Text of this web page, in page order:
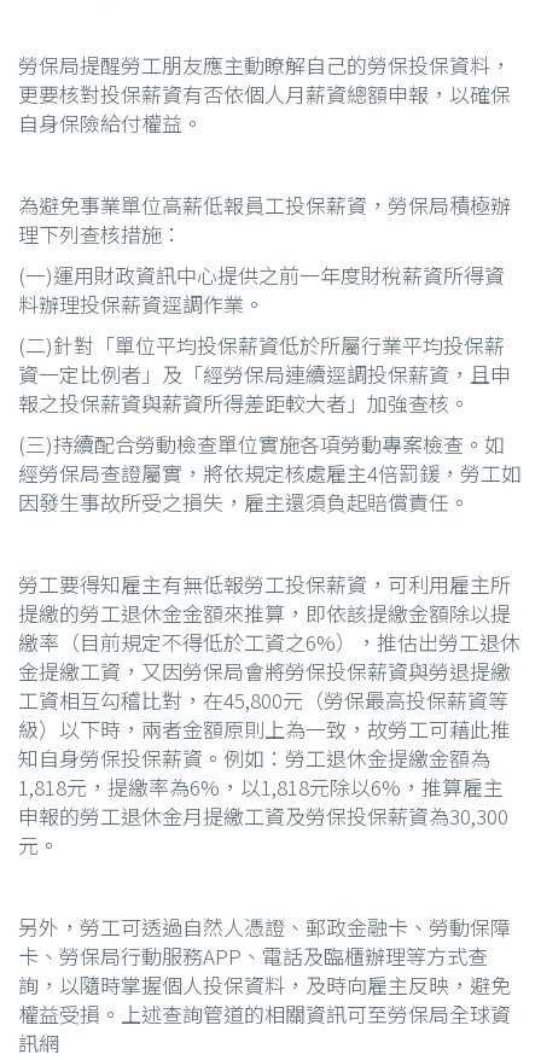
勞保局提醒勞工朋友應主動瞭解自己的勞保投保資料，
更要核對投保薪資有否依個人月薪資總額申報，以確保
自身保險給付權益。
為避免事業單位高薪低報員工投保薪資，勞保局積極辦
理下列查核措施：
(一)運用財政資訊中心提供之前一年度財稅薪資所得資
料辦理投保薪資逕調作業。
(二)針對「單位平均投保薪資低於所屬行業平均投保薪
資一定比例者」及「經勞保局連續逕調投保薪資，且申
報之投保薪資與薪資所得差距較大者」加強查核。
(三)持續配合勞動檢查單位實施各項勞動專案檢查。如
經勞保局查證屬實，將依規定核處雇主4倍罰鍰，勞工如
因發生事故所受之損失，雇主還須負起賠償責任。
勞工要得知雇主有無低報勞工投保薪資，可利用雇主所
提繳的勞工退休金金額來推算，即依該提繳金額除以提
繳率（目前規定不得低於工資之6%），推估出勞工退休
金提繳工資，又因勞保局會將勞保投保薪資與勞退提繳
工資相互勾稽比對，在45,800元（勞保最高投保薪資等
級）以下時，兩者金額原則上為一致，故勞工可藉此推
知自身勞保投保薪資。例如：勞工退休金提繳金額為
1,818元，提繳率為6%，以1,818元除以6%，推算雇主
申報的勞工退休金月提繳工資及勞保投保薪資為30,300
元。
另外，勞工可透過自然人憑證、郵政金融卡、勞動保障
卡、勞保局行動服務APP、電話及臨櫃辦理等方式查
詢，以隨時掌握個人投保資料，及時向雇主反映，避免
權益受損。上述查詢管道的相關資訊可至勞保局全球資
訊網